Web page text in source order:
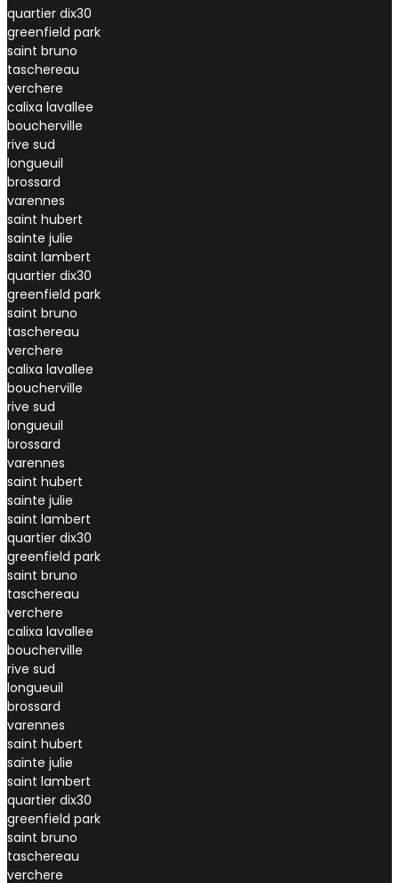
quartier dix30
greenfield park
saint bruno
taschereau
verchere
calixa lavallee
boucherville
rive sud
longueuil
brossard
varennes
saint hubert
sainte julie
saint lambert
quartier dix30
greenfield park
saint bruno
taschereau
verchere
calixa lavallee
boucherville
rive sud
longueuil
brossard
varennes
saint hubert
sainte julie
saint lambert
quartier dix30
greenfield park
saint bruno
taschereau
verchere
calixa lavallee
boucherville
rive sud
longueuil
brossard
varennes
saint hubert
sainte julie
saint lambert
quartier dix30
greenfield park
saint bruno
taschereau
verchere